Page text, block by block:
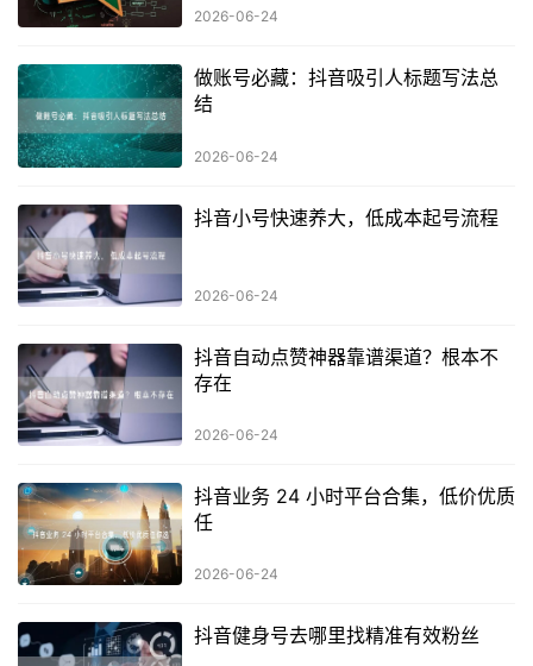
2026-06-24
做账号必藏：抖音吸引人标题写法总
结
2026-06-24
抖音小号快速养大，低成本起号流程
2026-06-24
抖音自动点赞神器靠谱渠道？根本不
存在
2026-06-24
抖音业务 24 小时平台合集，低价优质
任
2026-06-24
抖音健身号去哪里找精准有效粉丝